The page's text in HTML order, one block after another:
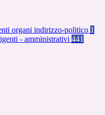
organi indirizzo-politico 1
- amministrativi 441